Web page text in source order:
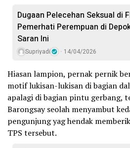
Dugaan Pelecehan Seksual di
Pemerhati Perempuan di
Saran Ini
Supriyadi 14/04/2026
Hiasan lampion, pernak pernik
motif lukisan-lukisan di bagian
apalagi di bagian pintu gerbang,
Barongsay seolah menyambut
pengunjung yag hendak
TPS tersebut.